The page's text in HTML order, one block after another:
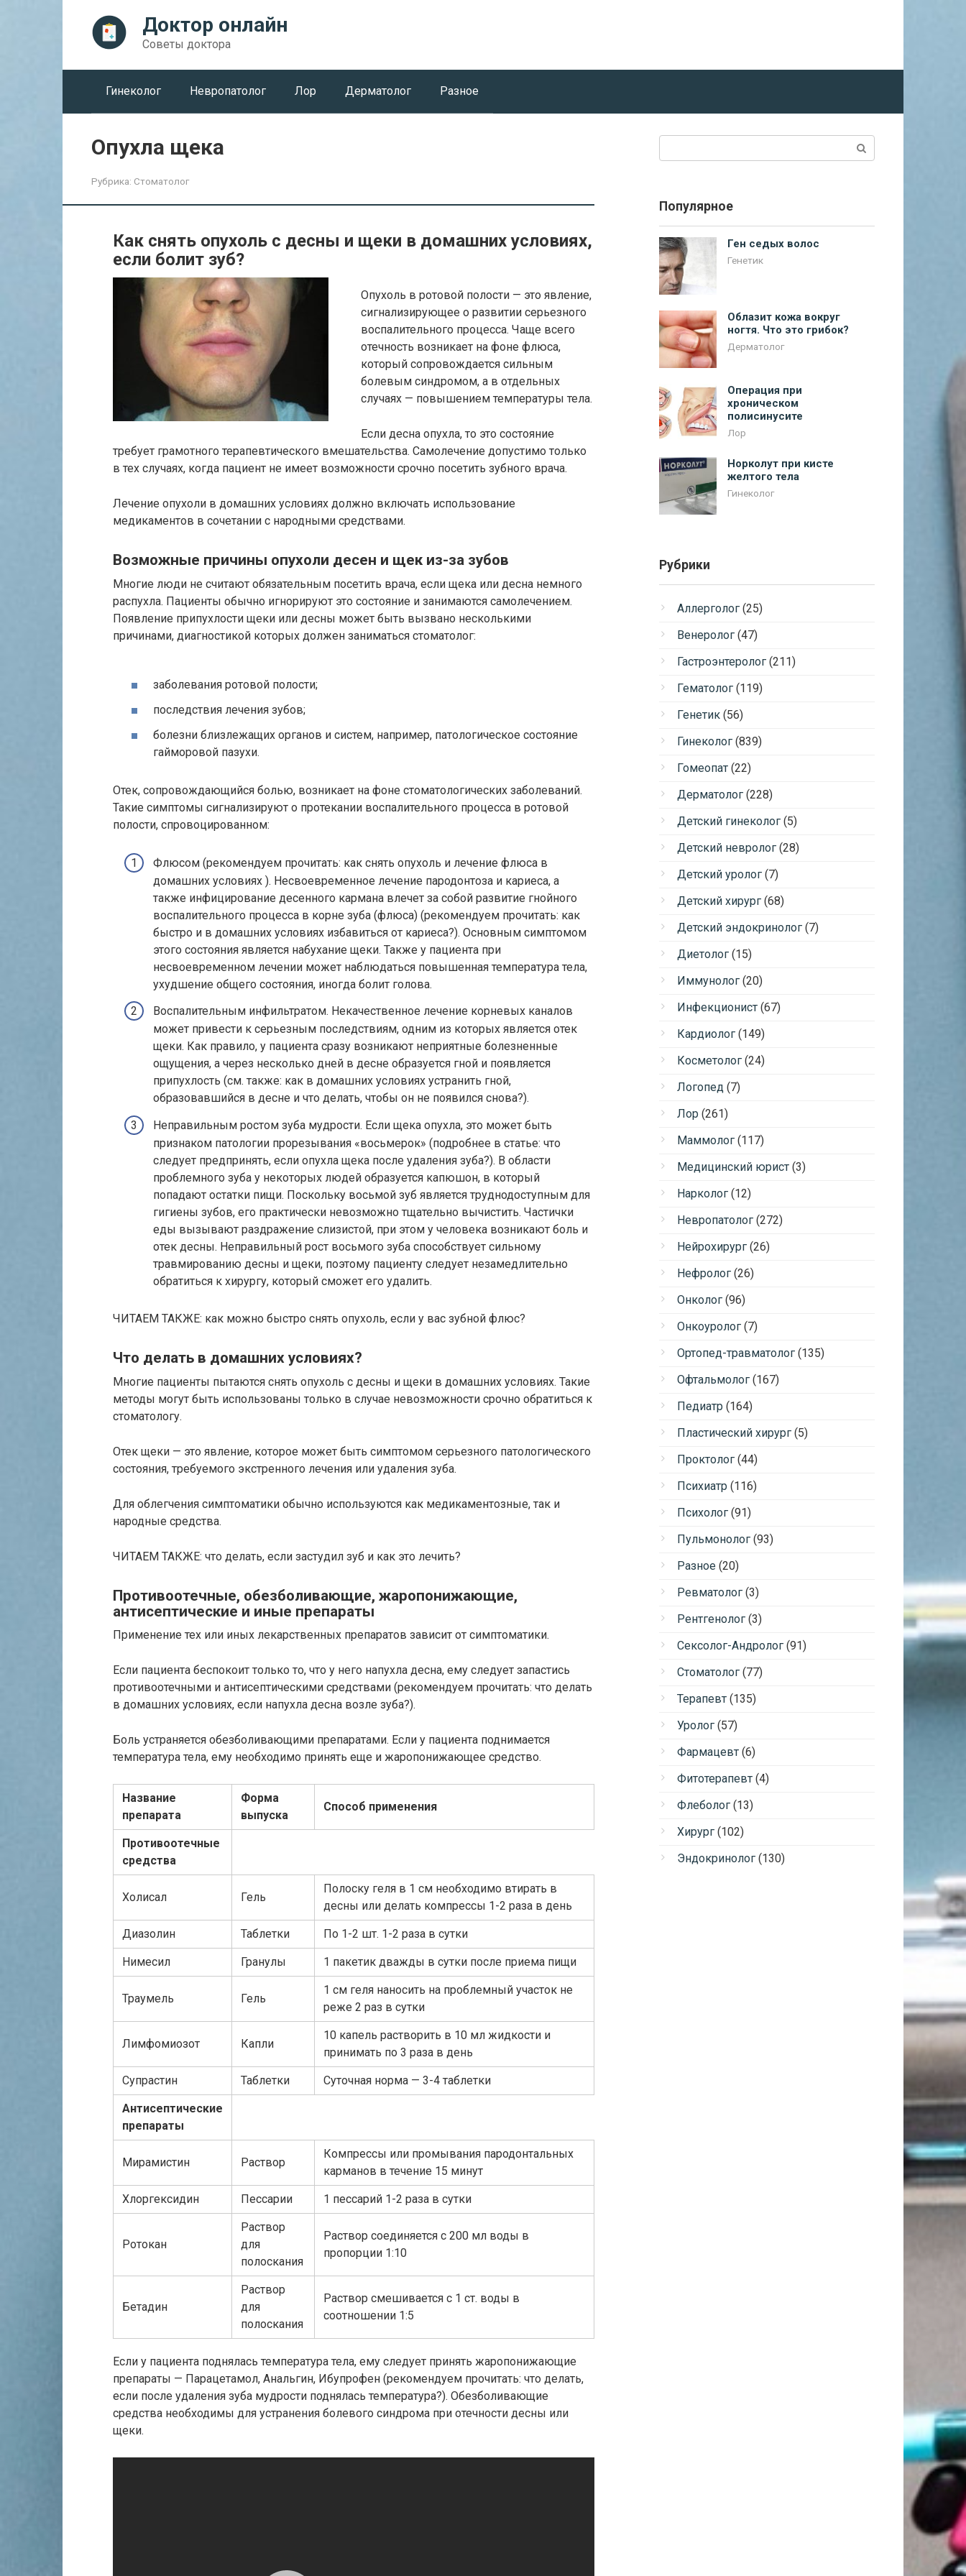
Доктор онлайн
Советы доктора
Гинеколог Невропатолог Лор Дерматолог Разное
Опухла щека
Рубрика: Стоматолог
Как снять опухоль с десны и щеки в домашних условиях,
если болит зуб?
Опухоль в ротовой полости — это явление,
сигнализирующее о развитии серьезного
воспалительного процесса. Чаще всего
отечность возникает на фоне флюса,
который сопровождается сильным
болевым синдромом, а в отдельных
случаях — повышением температуры тела.
Если десна опухла, то это состояние
требует грамотного терапевтического вмешательства. Самолечение допустимо только
в тех случаях, когда пациент не имеет возможности срочно посетить зубного врача.
Лечение опухоли в домашних условиях должно включать использование
медикаментов в сочетании с народными средствами.
Возможные причины опухоли десен и щек из-за зубов
Многие люди не считают обязательным посетить врача, если щека или десна немного
распухла. Пациенты обычно игнорируют это состояние и занимаются самолечением.
Появление припухлости щеки или десны может быть вызвано несколькими
причинами, диагностикой которых должен заниматься стоматолог:
заболевания ротовой полости;
последствия лечения зубов;
болезни близлежащих органов и систем, например, патологическое состояние
гайморовой пазухи.
Отек, сопровождающийся болью, возникает на фоне стоматологических заболеваний.
Такие симптомы сигнализируют о протекании воспалительного процесса в ротовой
полости, спровоцированном:
Флюсом (рекомендуем прочитать: как снять опухоль и лечение флюса в
домашних условиях ). Несвоевременное лечение пародонтоза и кариеса, а
также инфицирование десенного кармана влечет за собой развитие гнойного
воспалительного процесса в корне зуба (флюса) (рекомендуем прочитать: как
быстро и в домашних условиях избавиться от кариеса?). Основным симптомом
этого состояния является набухание щеки. Также у пациента при
несвоевременном лечении может наблюдаться повышенная температура тела,
ухудшение общего состояния, иногда болит голова.
Воспалительным инфильтратом. Некачественное лечение корневых каналов
может привести к серьезным последствиям, одним из которых является отек
щеки. Как правило, у пациента сразу возникают неприятные болезненные
ощущения, а через несколько дней в десне образуется гной и появляется
припухлость (см. также: как в домашних условиях устранить гной,
образовавшийся в десне и что делать, чтобы он не появился снова?).
Неправильным ростом зуба мудрости. Если щека опухла, это может быть
признаком патологии прорезывания «восьмерок» (подробнее в статье: что
следует предпринять, если опухла щека после удаления зуба?). В области
проблемного зуба у некоторых людей образуется капюшон, в который
попадают остатки пищи. Поскольку восьмой зуб является труднодоступным для
гигиены зубов, его практически невозможно тщательно вычистить. Частички
еды вызывают раздражение слизистой, при этом у человека возникают боль и
отек десны. Неправильный рост восьмого зуба способствует сильному
травмированию десны и щеки, поэтому пациенту следует незамедлительно
обратиться к хирургу, который сможет его удалить.
ЧИТАЕМ ТАКЖЕ: как можно быстро снять опухоль, если у вас зубной флюс?
Что делать в домашних условиях?
Многие пациенты пытаются снять опухоль с десны и щеки в домашних условиях. Такие
методы могут быть использованы только в случае невозможности срочно обратиться к
стоматологу.
Отек щеки — это явление, которое может быть симптомом серьезного патологического
состояния, требуемого экстренного лечения или удаления зуба.
Для облегчения симптоматики обычно используются как медикаментозные, так и
народные средства.
ЧИТАЕМ ТАКЖЕ: что делать, если застудил зуб и как это лечить?
Противоотечные, обезболивающие, жаропонижающие,
антисептические и иные препараты
Применение тех или иных лекарственных препаратов зависит от симптоматики.
Если пациента беспокоит только то, что у него напухла десна, ему следует запастись
противоотечными и антисептическими средствами (рекомендуем прочитать: что делать
в домашних условиях, если напухла десна возле зуба?).
Боль устраняется обезболивающими препаратами. Если у пациента поднимается
температура тела, ему необходимо принять еще и жаропонижающее средство.
Название
препарата
Форма
выпуска
Способ применения
Противоотечные
средства
Холисал Гель
Полоску геля в 1 см необходимо втирать в
десны или делать компрессы 1-2 раза в день
Диазолин Таблетки По 1-2 шт. 1-2 раза в сутки
Нимесил Гранулы 1 пакетик дважды в сутки после приема пищи
Траумель Гель
1 см геля наносить на проблемный участок не
реже 2 раз в сутки
Лимфомиозот Капли
10 капель растворить в 10 мл жидкости и
принимать по 3 раза в день
Супрастин Таблетки Суточная норма — 3-4 таблетки
Антисептические
препараты
Мирамистин Раствор
Компрессы или промывания пародонтальных
карманов в течение 15 минут
Хлоргексидин Пессарии 1 пессарий 1-2 раза в сутки
Ротокан
Раствор
для
полоскания
Раствор соединяется с 200 мл воды в
пропорции 1:10
Бетадин
Раствор
для
полоскания
Раствор смешивается с 1 ст. воды в
соотношении 1:5
Если у пациента поднялась температура тела, ему следует принять жаропонижающие
препараты — Парацетамол, Анальгин, Ибупрофен (рекомендуем прочитать: что делать,
если после удаления зуба мудрости поднялась температура?). Обезболивающие
средства необходимы для устранения болевого синдрома при отечности десны или
щеки.
Популярное
Ген седых волос
Генетик
Облазит кожа вокруг
ногтя. Что это грибок?
Дерматолог
Операция при
хроническом
полисинусите
Лор
Норколут при кисте
желтого тела
Гинеколог
Рубрики
Аллерголог (25)
Венеролог (47)
Гастроэнтеролог (211)
Гематолог (119)
Генетик (56)
Гинеколог (839)
Гомеопат (22)
Дерматолог (228)
Детский гинеколог (5)
Детский невролог (28)
Детский уролог (7)
Детский хирург (68)
Детский эндокринолог (7)
Диетолог (15)
Иммунолог (20)
Инфекционист (67)
Кардиолог (149)
Косметолог (24)
Логопед (7)
Лор (261)
Маммолог (117)
Медицинский юрист (3)
Нарколог (12)
Невропатолог (272)
Нейрохирург (26)
Нефролог (26)
Онколог (96)
Онкоуролог (7)
Ортопед-травматолог (135)
Офтальмолог (167)
Педиатр (164)
Пластический хирург (5)
Проктолог (44)
Психиатр (116)
Психолог (91)
Пульмонолог (93)
Разное (20)
Ревматолог (3)
Рентгенолог (3)
Сексолог-Андролог (91)
Стоматолог (77)
Терапевт (135)
Уролог (57)
Фармацевт (6)
Фитотерапевт (4)
Флеболог (13)
Хирург (102)
Эндокринолог (130)